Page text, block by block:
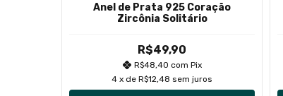
Anel de Prata 925 Coração
Zircônia Solitário
R$49,90
R$48,40 com Pix
4 x de R$12,48 sem juros